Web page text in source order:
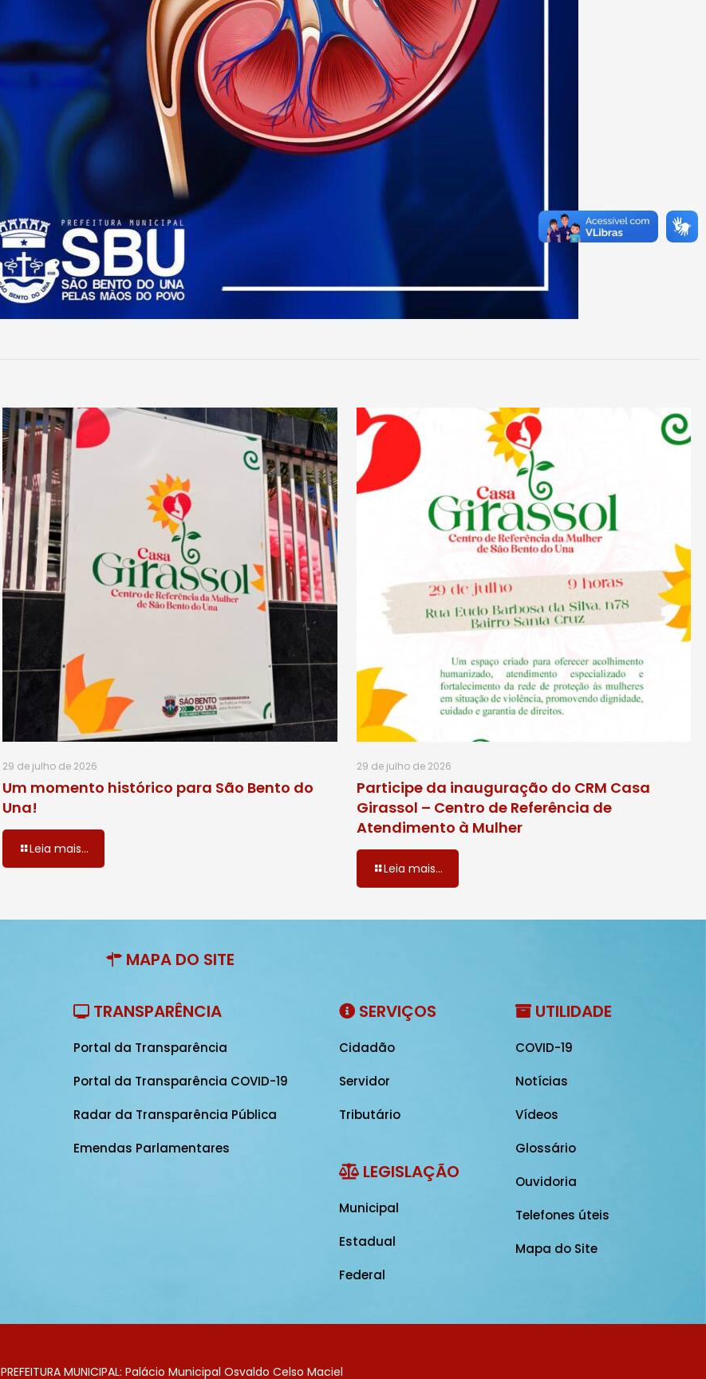
29 de julho de 2026
Um momento histórico para São Bento do
Una!
Leia mais...
29 de julho de 2026
Participe da inauguração do CRM Casa
Girassol – Centro de Referência de
Atendimento à Mulher
Leia mais...
MAPA DO SITE
TRANSPARÊNCIA
Portal da Transparência
Portal da Transparência COVID-19
Radar da Transparência Pública
Emendas Parlamentares
SERVIÇOS
Cidadão
Servidor
Tributário
LEGISLAÇÃO
Municipal
Estadual
Federal
UTILIDADE
COVID-19
Notícias
Vídeos
Glossário
Ouvidoria
Telefones úteis
Mapa do Site
PREFEITURA MUNICIPAL: Palácio Municipal Osvaldo Celso Maciel